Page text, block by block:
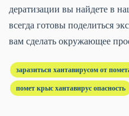
дератизации вы найдете в
всегда готовы поделиться
вам сделать окружающее
заразиться хантавирусом от
помет крыс хантавирус опасность